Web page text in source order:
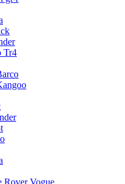
Tr4